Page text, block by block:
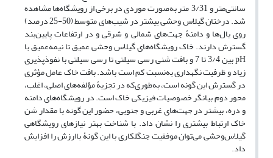
سانتی‌متر و 3/31 متر به‌صورت موردی در برخی از رویشگاه‌ها مشاهده
شد. درختان گیلاس وحشی بیشتر در شیب‌های متوسط (50-25 درصد)
روی یال‌ها و دامنۀ جهت‌های شمالی و شرقی و در ارتفاعات پایین‌بند
گسترش دارند. خاک رویشگاه‌های گیلاس وحشی عمیق تا نیمه‌عمیق با
pH بین 3/4 تا 7 و بافت شنی رسی سیلتی تا رسی سیلتی با نفوذپذیری
زیاد و ظرفیت نگهداری به‌نسبت کم است باشد. بافت خاک عامل مؤثری
در گسترش این گونه است، به‌طوری‌که در تجزیۀ مؤلفه‌های اصلی، اغلب،
محور دوم بیانگر خصوصیات فیزیکی خاک است. در رویشگاه‌های دامنه
و دره، بیشتر در جهت‌های غربی و جنوبی، حضور این گونه با مقدار شن
خاک ارتباط بیشتری را نشان داد. با شناخت بهتر نیازهای رویشگاهی
گیلاس‌وحشی می‌توان موفقیت جنگلکاری با این گونۀ با‌ارزش را افزایش
داد.